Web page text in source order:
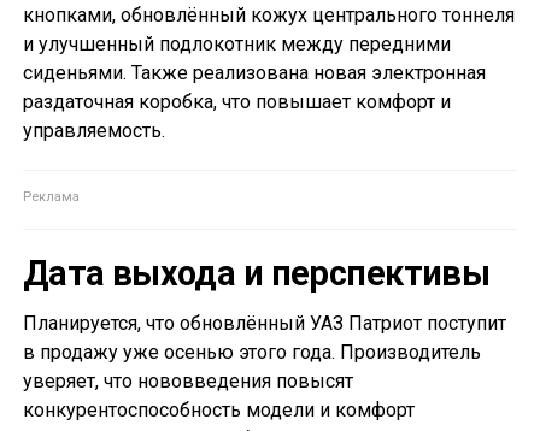
кнопками, обновлённый кожух центрального тоннеля
и улучшенный подлокотник между передними
сиденьями. Также реализована новая электронная
раздаточная коробка, что повышает комфорт и
управляемость.
Дата выхода и перспективы
Планируется, что обновлённый УАЗ Патриот поступит
в продажу уже осенью этого года. Производитель
уверяет, что нововведения повысят
конкурентоспособность модели и комфорт